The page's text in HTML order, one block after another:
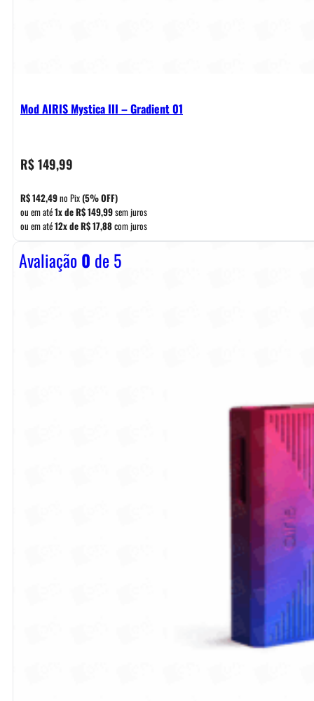
Mod AIRIS Mystica III – Gradient 01
R$149,99
R$142,49no Pix(5% OFF)
ou em até1x deR$149,99sem juros
ou em até12x deR$17,88com juros
Avaliação0 de 5